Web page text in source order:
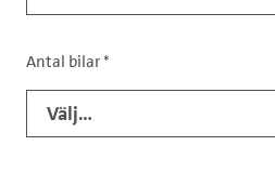
Antal bilar*